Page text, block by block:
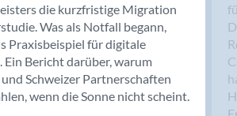
die kurzfristige Migration
Was als Notfall begann,
Praxisbeispiel für digitale
Ein Bericht darüber, warum
Schweizer Partnerschaften
wenn die Sonne nicht scheint.